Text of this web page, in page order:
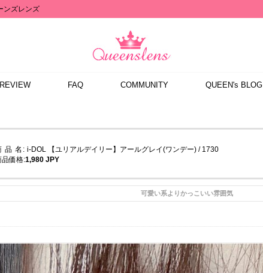
ンズレンズ
REVIEW FAQ COMMUNITY QUEEN's BLOG
品 名: i-DOL 【ユリアルデイリー】アールグレイ(ワンデー) / 1730
品価格:1,980 JPY
可愛い系よりかっこいい雰囲気